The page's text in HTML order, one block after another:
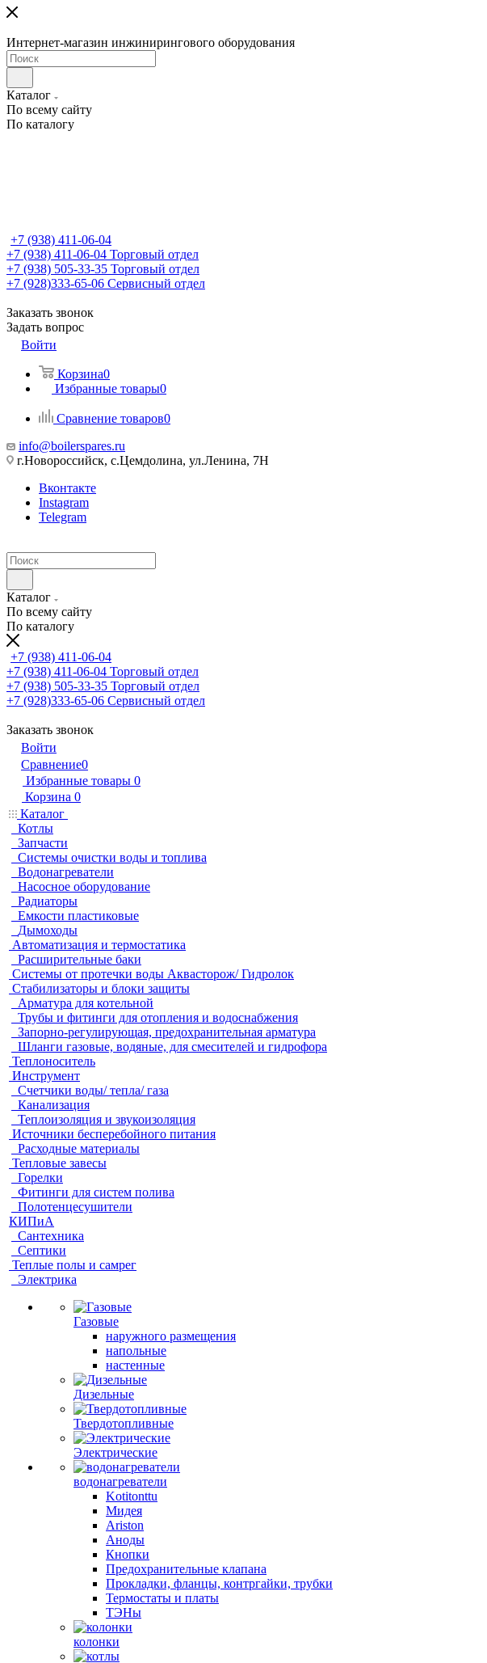
Интернет-магазин инжинирингового оборудования
Каталог
По всему сайту
По каталогу
+7 (938) 411-06-04
+7 (938) 411-06-04 Торговый отдел
+7 (938) 505-33-35 Торговый отдел
+7 (928)333-65-06 Сервисный отдел
Заказать звонок
Задать вопрос
Войти
Корзина0
Избранные товары0
Сравнение товаров0
info@boilerspares.ru
г.Новороссийск, с.Цемдолина, ул.Ленина, 7Н
Вконтакте
Instagram
Telegram
Каталог
По всему сайту
По каталогу
+7 (938) 411-06-04
+7 (938) 411-06-04 Торговый отдел
+7 (938) 505-33-35 Торговый отдел
+7 (928)333-65-06 Сервисный отдел
Заказать звонок
Войти
Сравнение0
Избранные товары 0
Корзина 0
Каталог
Котлы
Запчасти
Системы очистки воды и топлива
Водонагреватели
Насосное оборудование
Радиаторы
Емкости пластиковые
Дымоходы
Автоматизация и термостатика
Расширительные баки
Системы от протечки воды Аквасторож/ Гидролок
Стабилизаторы и блоки защиты
Арматура для котельной
Трубы и фитинги для отопления и водоснабжения
Запорно-регулирующая, предохранительная арматура
Шланги газовые, водяные, для смесителей и гидрофора
Теплоноситель
Инструмент
Счетчики воды/ тепла/ газа
Канализация
Теплоизоляция и звукоизоляция
Источники бесперебойного питания
Расходные материалы
Тепловые завесы
Горелки
Фитинги для систем полива
Полотенцесушители
КИПиА
Сантехника
Септики
Теплые полы и самрег
Электрика
Газовые
наружного размещения
напольные
настенные
Дизельные
Твердотопливные
Электрические
водонагреватели
Kotitonttu
Мидея
Ariston
Аноды
Кнопки
Предохранительные клапана
Прокладки, фланцы, контргайки, трубки
Термостаты и платы
ТЭНы
колонки